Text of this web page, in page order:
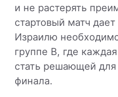
и не растерять
стартовый матч
Израилю
группе B, где
стать решающей для
финала.